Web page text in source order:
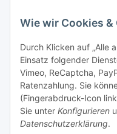
Wie wir Cookies &
Durch Klicken auf „Alle
Einsatz folgender
Vimeo, ReCaptcha,
Ratenzahlung. Sie
(Fingerabdruck-Icon
Sie unter Konfigurieren
Datenschutzerklärung.
Gesetzliche